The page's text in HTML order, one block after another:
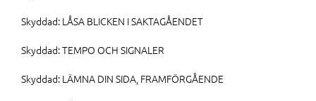
Skyddad: LÅSA BLICKEN I SAKTAGÅENDET
Skyddad: TEMPO OCH SIGNALER
Skyddad: LÄMNA DIN SIDA, FRAMFÖRGÅENDE